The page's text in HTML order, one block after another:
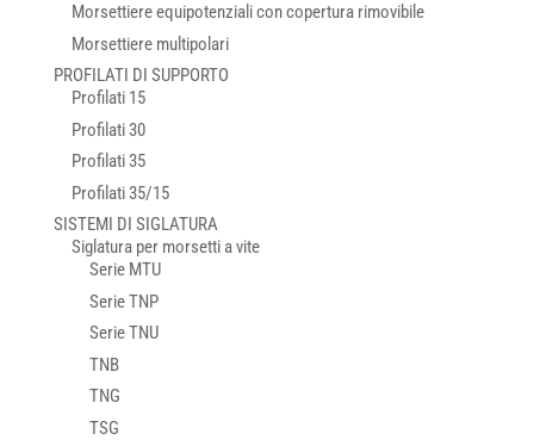
Morsettiere equipotenziali con copertura rimovibile
Morsettiere multipolari
PROFILATI DI SUPPORTO
Profilati 15
Profilati 30
Profilati 35
Profilati 35/15
SISTEMI DI SIGLATURA
Siglatura per morsetti a vite
Serie MTU
Serie TNP
Serie TNU
TNB
TNG
TSG